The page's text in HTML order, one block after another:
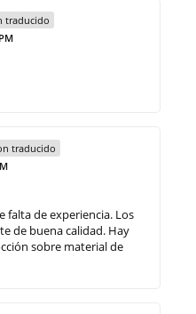
traducido
traducido
falta de experiencia. Los
de buena calidad. Hay
sobre material de